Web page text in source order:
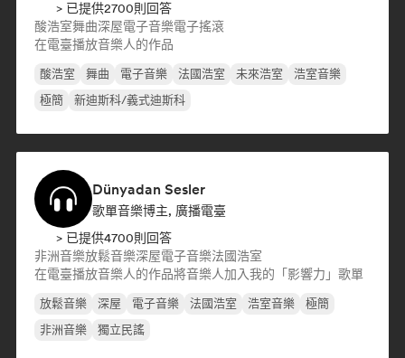
> 已提供2700則回答
酸浩室舞曲深屋電子音樂電子搖滾
在電臺播放音樂人的作品
酸浩室 舞曲 電子音樂 法國浩室 未來浩室
浩室音樂
極簡
新迪斯科/義式迪斯科
Dünyadan Sesler
歌單音樂博主, 廣播電臺
> 已提供4700則回答
非洲音樂放鬆音樂深屋電子音樂法國浩室
在電臺播放音樂人的作品將音樂人加入我的「影響力」歌單
放鬆音樂 深屋 電子音樂 法國浩室 浩室音樂
極簡
非洲音樂
獨立民謠